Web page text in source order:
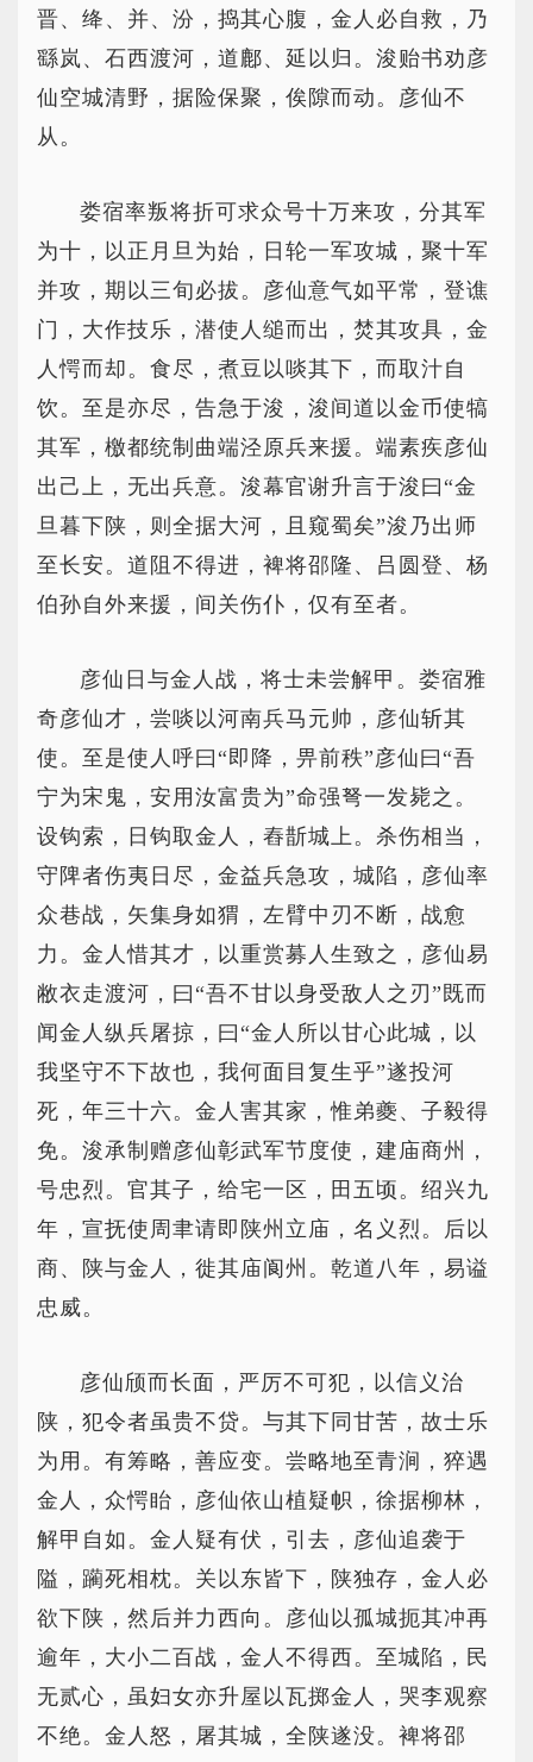
晋、绛、并、汾，捣其心腹，金人必自救，乃
繇岚、石西渡河，道鄜、延以归。浚贻书劝彦
仙空城清野，据险保聚，俟隙而动。彦仙不
从。
娄宿率叛将折可求众号十万来攻，分其军
为十，以正月旦为始，日轮一军攻城，聚十军
并攻，期以三旬必拔。彦仙意气如平常，登谯
门，大作技乐，潜使人缒而出，焚其攻具，金
人愕而却。食尽，煮豆以啖其下，而取汁自
饮。至是亦尽，告急于浚，浚间道以金币使犒
其军，檄都统制曲端泾原兵来援。端素疾彦仙
出己上，无出兵意。浚幕官谢升言于浚曰“金
旦暮下陕，则全据大河，且窥蜀矣”浚乃出师
至长安。道阻不得进，裨将邵隆、吕圆登、杨
伯孙自外来援，间关伤仆，仅有至者。
彦仙日与金人战，将士未尝解甲。娄宿雅
奇彦仙才，尝啖以河南兵马元帅，彦仙斩其
使。至是使人呼曰“即降，畀前秩”彦仙曰“吾
宁为宋鬼，安用汝富贵为”命强弩一发毙之。
设钩索，日钩取金人，舂斮城上。杀伤相当，
守陴者伤夷日尽，金益兵急攻，城陷，彦仙率
众巷战，矢集身如猬，左臂中刃不断，战愈
力。金人惜其才，以重赏募人生致之，彦仙易
敝衣走渡河，曰“吾不甘以身受敌人之刃”既而
闻金人纵兵屠掠，曰“金人所以甘心此城，以
我坚守不下故也，我何面目复生乎”遂投河
死，年三十六。金人害其家，惟弟夔、子毅得
免。浚承制赠彦仙彰武军节度使，建庙商州，
号忠烈。官其子，给宅一区，田五顷。绍兴九
年，宣抚使周聿请即陕州立庙，名义烈。后以
商、陕与金人，徙其庙阆州。乾道八年，易谥
忠威。
彦仙颀而长面，严厉不可犯，以信义治
陕，犯令者虽贵不贷。与其下同甘苦，故士乐
为用。有筹略，善应变。尝略地至青涧，猝遇
金人，众愕眙，彦仙依山植疑帜，徐据柳林，
解甲自如。金人疑有伏，引去，彦仙追袭于
隘，躏死相枕。关以东皆下，陕独存，金人必
欲下陕，然后并力西向。彦仙以孤城扼其冲再
逾年，大小二百战，金人不得西。至城陷，民
无贰心，虽妇女亦升屋以瓦掷金人，哭李观察
不绝。金人怒，屠其城，全陕遂没。裨将邵